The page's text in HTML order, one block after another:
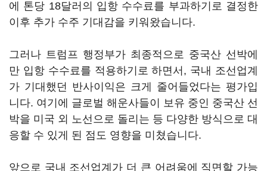
에 톤당 18달러의 입항 수수료를 부과하기로 결정한
이후 추가 수주 기대감을 키워왔습니다.
그러나 트럼프 행정부가 최종적으로 중국산 선박에
만 입항 수수료를 적용하기로 하면서, 국내 조선업계
가 기대했던 반사이익은 크게 줄어들었다는 평가입
니다. 여기에 글로벌 해운사들이 보유 중인 중국산 선
박을 미국 외 노선으로 돌리는 등 다양한 방식으로 대
응할 수 있게 된 점도 영향을 미쳤습니다.
앞으로 국내 조선업계가 더 큰 어려움에 직면할 가능